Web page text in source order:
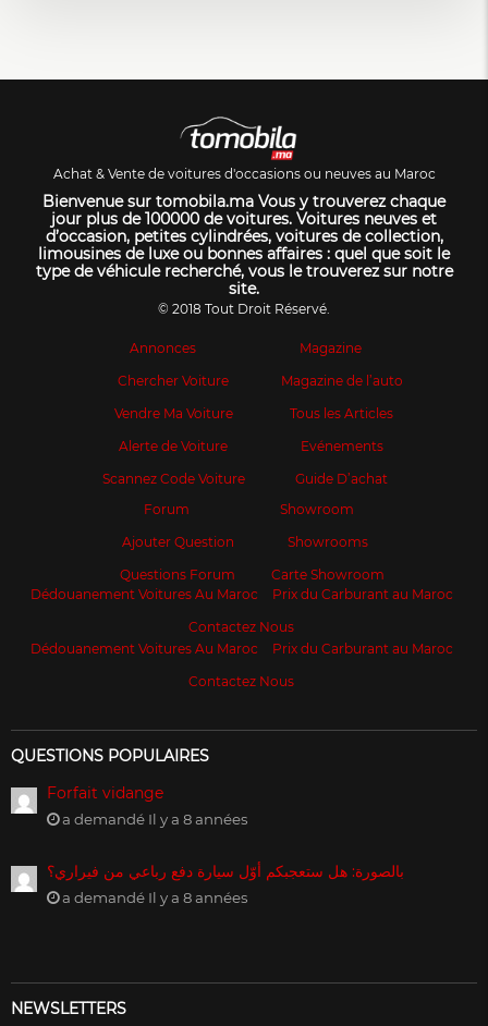
Achat & Vente de voitures d'occasions ou neuves au Maroc
Bienvenue sur tomobila.ma Vous y trouverez chaque
jour plus de 100000 de voitures. Voitures neuves et
d’occasion, petites cylindrées, voitures de collection,
limousines de luxe ou bonnes affaires : quel que soit le
type de véhicule recherché, vous le trouverez sur notre
site.
© 2018 Tout Droit Réservé.
Annonces
Chercher Voiture
Vendre Ma Voiture
Alerte de Voiture
Scannez Code Voiture
Magazine
Magazine de l’auto
Tous les Articles
Evénements
Guide D’achat
Forum
Ajouter Question
Questions Forum
Showroom
Showrooms
Carte Showroom
Dédouanement Voitures Au Maroc
Prix du Carburant au Maroc
Contactez Nous
Dédouanement Voitures Au Maroc
Prix du Carburant au Maroc
Contactez Nous
QUESTIONS POPULAIRES
Forfait vidange
a demandé Il y a 8 années
بالصورة: هل ستعجبكم أوّل سيارة دفع رباعي من فيراري؟
a demandé Il y a 8 années
NEWSLETTERS